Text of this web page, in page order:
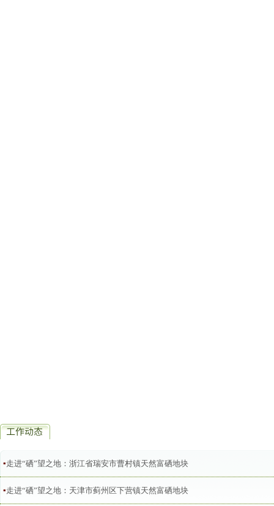
▪走进“硒”望之地：浙江省瑞安市曹村镇天然富硒地块
▪走进“硒”望之地：天津市蓟州区下营镇天然富硒地块